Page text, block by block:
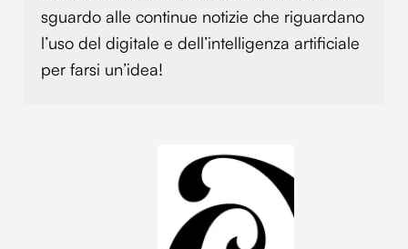
sguardo alle continue notizie che riguardano
l’uso del digitale e dell’intelligenza artificiale
per farsi un’idea!